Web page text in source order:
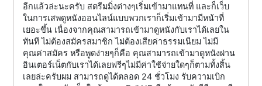
อีกแล้วล่ะนะครับ สตรีมมิ่งต่างๆเริ่มเข้ามาแทนที่ และก็เว็บ
ในการเสพดูหนังออนไลน์แบบพวกเราก็เริ่มเข้ามามีหน้าที่
เยอะขึ้น เนื่องจากคุณสามารถเข้ามาดูหนังกับเราได้เลยใน
ทันที ไม่ต้องสมัครสมาชิก ไม่ต้องเสียค่าธรรมเนียม ไม่มี
คุณค่าสมัคร หรือพูดง่ายๆก็คือ คุณสามารถเข้ามาดูหนังผ่าน
อินเตอร์เน็ตกับเราได้เลยฟรีๆไม่มีค่าใช้จ่ายใดๆก็ตามทั้งสิ้น
เลยล่ะครับผม สามารถดูได้ตลอด 24 ชั่วโมง รับความเบิก